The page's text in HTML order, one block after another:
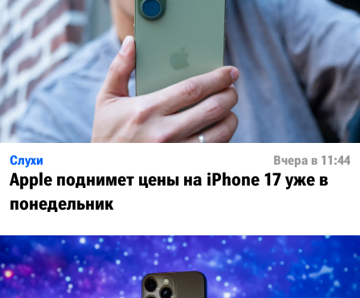
Слухи Вчера в 11:44
Apple поднимет цены на iPhone 17 уже в
понедельник